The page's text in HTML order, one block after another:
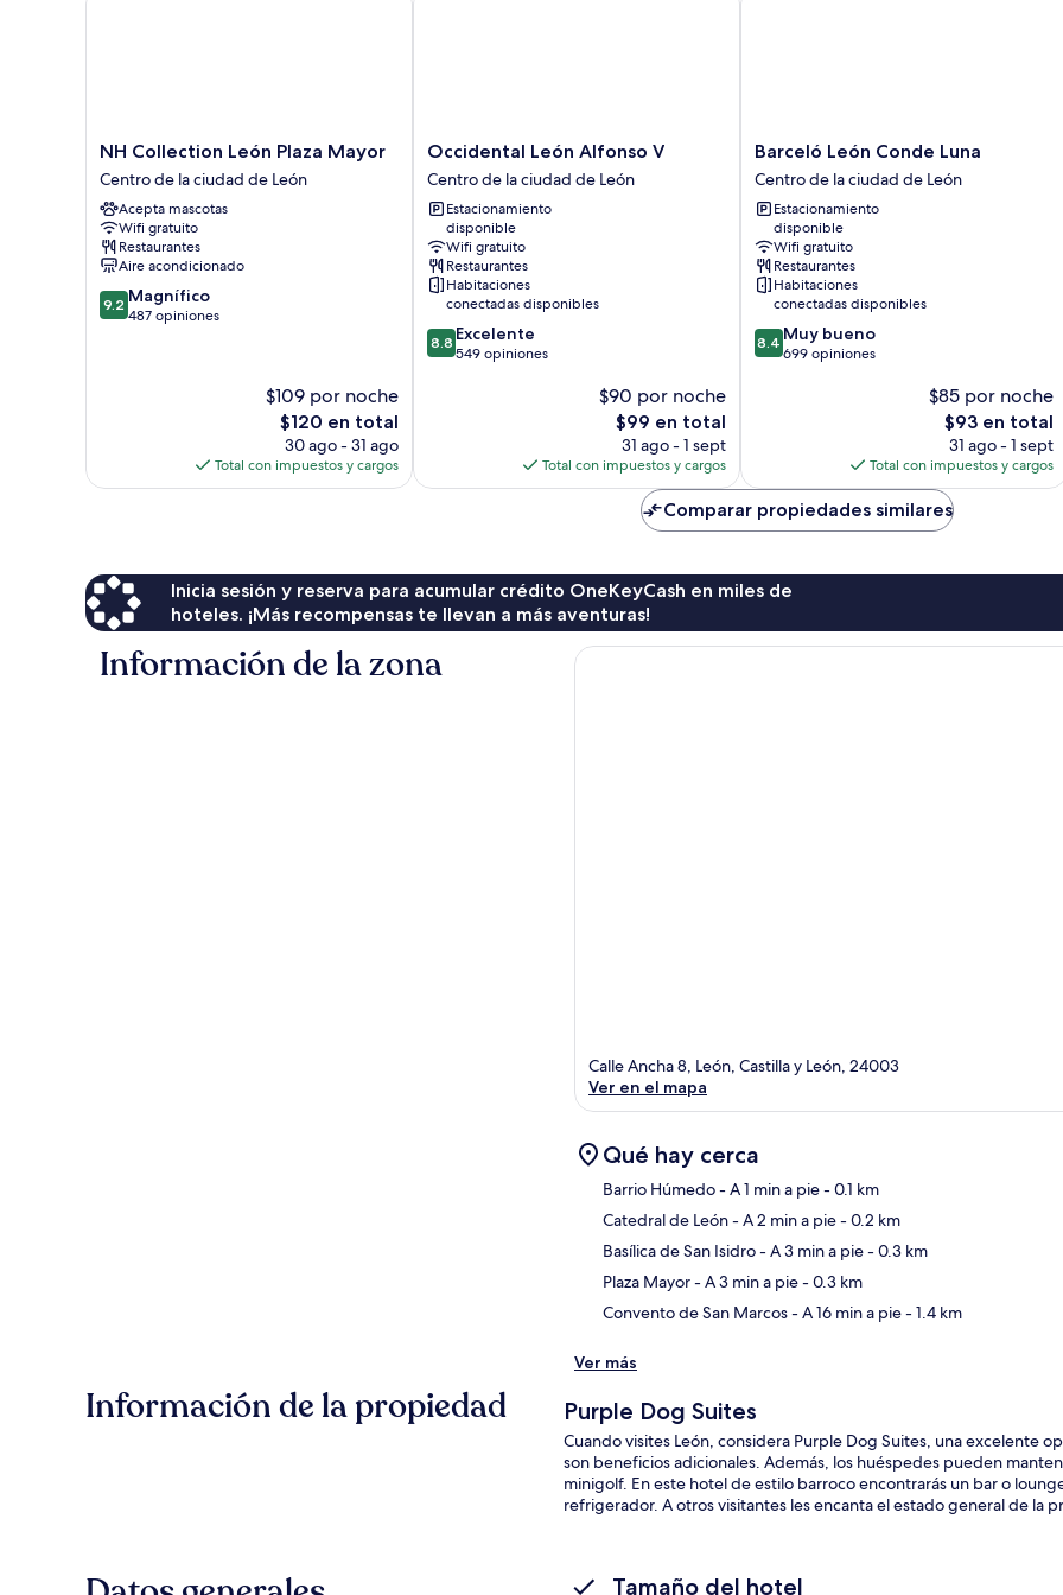
NH
Collection
León
Plaza
Mayor
Centro
de
la
ciudad
NH Collection León Plaza Mayor
Centro de la ciudad de León
Acepta mascotas
Wifi gratuito
Restaurantes
Aire acondicionado
9.2
de
9.2 Magnífico
487 opiniones
$109 por noche
El
precio
actual
es
$120 en total
30 ago - 31 ago
Total con impuestos y cargos
Occidental
León
Alfonso
V
Centro
de
la
ciudad
León
Occidental León Alfonso V
Centro de la ciudad de León
Estacionamiento
disponible
Wifi gratuito
Restaurantes
Habitaciones
conectadas disponibles
8.8
de
8.8 Excelente
549 opiniones
$90 por noche
El
precio
actual
es
$99 en total
31 ago - 1 sept
Total con impuestos y cargos
Barceló
León
Conde
Luna
Centro
de
la
ciudad
León
Barceló León Conde Luna
Centro de la ciudad de León
Estacionamiento
disponible
Wifi gratuito
Restaurantes
Habitaciones
conectadas disponibles
8.4
de
8.4 Muy bueno
699 opiniones
$85 por noche
El
precio
actual
es
de
$93
$93 en total
31 ago - 1 sept
Total con impuestos y cargos
Comparar propiedades similares
Inicia sesión y reserva para acumular crédito OneKeyCash en miles de
hoteles. ¡Más recompensas te llevan a más aventuras!
Información de la zona
Calle Ancha 8, León, Castilla y León, 24003
Ver en el mapa
Qué hay cerca
Barrio Húmedo- A 1 min a pie- 0.1 km
Catedral de León- A 2 min a pie- 0.2 km
Basílica de San Isidro- A 3 min a pie- 0.3 km
Plaza Mayor- A 3 min a pie- 0.3 km
Convento de San Marcos- A 16 min a pie- 1.4 km
Ver más
Información de la propiedad Purple Dog Suites
Cuando visites León, considera Purple Dog Suites, una excelente
son beneficios adicionales. Además, los huéspedes pueden
minigolf. En este hotel de estilo barroco encontrarás un bar o
refrigerador. A otros visitantes les encanta el estado general de la
Tamaño del hotel